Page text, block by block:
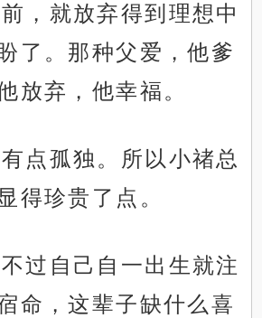
，就放弃得到理想中
了。那种父爱，他爹
放弃，他幸福。
点孤独。所以小禇总
得珍贵了点。
过自己自一出生就注
命，这辈子缺什么喜